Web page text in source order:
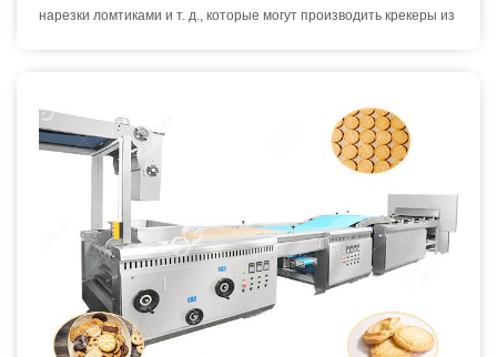
нарезки ломтиками и т. д., которые могут производить крекеры из